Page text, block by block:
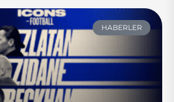
HABERLER